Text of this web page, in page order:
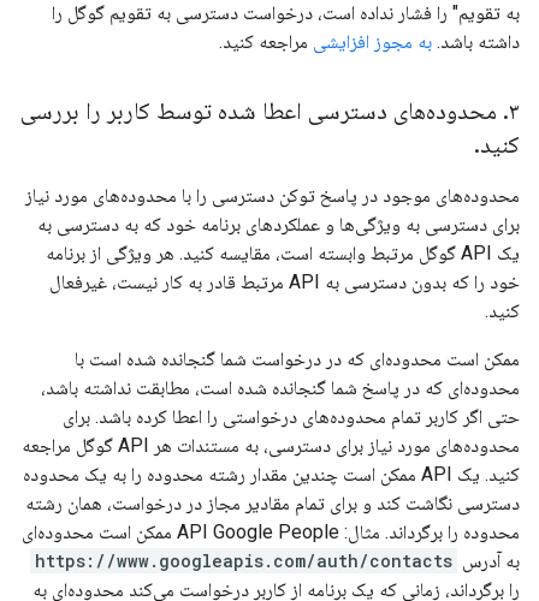
به تقویم" را فشار نداده است، درخواست دسترسی به تقویم گوگل را
داشته باشد. به مجوز افزایشی مراجعه کنید.
۳. محدوده‌های دسترسی اعطا شده توسط کاربر را بررسی
کنید.
محدوده‌های موجود در پاسخ توکن دسترسی را با محدوده‌های مورد نیاز
برای دسترسی به ویژگی‌ها و عملکردهای برنامه خود که به دسترسی به
یک API گوگل مرتبط وابسته است، مقایسه کنید. هر ویژگی از برنامه
خود را که بدون دسترسی به API مرتبط قادر به کار نیست، غیرفعال
کنید.
ممکن است محدوده‌ای که در درخواست شما گنجانده شده است با
محدوده‌ای که در پاسخ شما گنجانده شده است، مطابقت نداشته باشد،
حتی اگر کاربر تمام محدوده‌های درخواستی را اعطا کرده باشد. برای
محدوده‌های مورد نیاز برای دسترسی، به مستندات هر API گوگل مراجعه
کنید. یک API ممکن است چندین مقدار رشته محدوده را به یک محدوده
دسترسی نگاشت کند و برای تمام مقادیر مجاز در درخواست، همان رشته
محدوده را برگرداند. مثال: API Google People ممکن است محدوده‌ای
به آدرس
https://www.googleapis.com/auth/contacts
را برگرداند، زمانی که یک برنامه از کاربر درخواست می‌کند محدوده‌ای به